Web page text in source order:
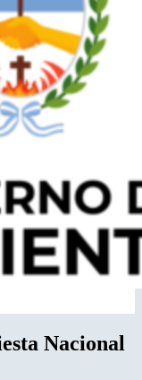
Nacional